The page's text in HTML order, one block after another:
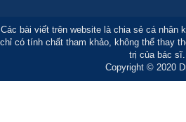
Các bài viết trên website là chia sẻ cá nhân
chỉ có tính chất tham khảo, không thể thay
trị của bác sĩ.
Copyright © 2020